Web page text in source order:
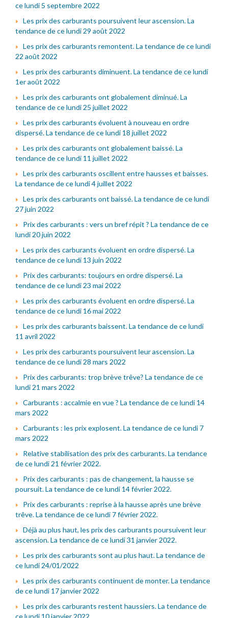
ce lundi 5 septembre 2022
Les prix des carburants poursuivent leur ascension. La
tendance de ce lundi 29 août 2022
Les prix des carburants remontent. La tendance de ce lundi
22 août 2022
Les prix des carburants diminuent. La tendance de ce lundi
1er août 2022
Les prix des carburants ont globalement diminué. La
tendance de ce lundi 25 juillet 2022
Les prix des carburants évoluent à nouveau en ordre
dispersé. La tendance de ce lundi 18 juillet 2022
Les prix des carburants ont globalement baissé. La
tendance de ce lundi 11 juillet 2022
Les prix des carburants oscillent entre hausses et baisses.
La tendance de ce lundi 4 juillet 2022
Les prix des carburants ont baissé. La tendance de ce lundi
27 juin 2022
Prix des carburants : vers un bref répit ? La tendance de ce
lundi 20 juin 2022
Les prix des carburants évoluent en ordre dispersé. La
tendance de ce lundi 13 juin 2022
Prix des carburants: toujours en ordre dispersé. La
tendance de ce lundi 23 mai 2022
Les prix des carburants évoluent en ordre dispersé. La
tendance de ce lundi 16 mai 2022
Les prix des carburants baissent. La tendance de ce lundi
11 avril 2022
Les prix des carburants poursuivent leur ascension. La
tendance de ce lundi 28 mars 2022
Prix des carburants: trop brève trêve? La tendance de ce
lundi 21 mars 2022
Carburants : accalmie en vue ? La tendance de ce lundi 14
mars 2022
Carburants : les prix explosent. La tendance de ce lundi 7
mars 2022
Relative stabilisation des prix des carburants. La tendance
de ce lundi 21 février 2022.
Prix des carburants : pas de changement, la hausse se
poursuit. La tendance de ce lundi 14 février 2022.
Prix des carburants : reprise à la hausse après une brève
trêve. La tendance de ce lundi 7 février 2022.
Déjà au plus haut, les prix des carburants poursuivent leur
ascension. La tendance de ce lundi 31 janvier 2022.
Les prix des carburants sont au plus haut. La tendance de
ce lundi 24/01/2022
Les prix des carburants continuent de monter. La tendance
de ce lundi 17 janvier 2022
Les prix des carburants restent haussiers. La tendance de
ce lundi 10 janvier 2022.